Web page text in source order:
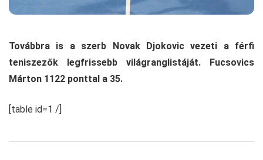
Továbbra is a szerb Novak Djokovic vezeti a férfi
teniszezők legfrissebb világranglistáját. Fucsovics
Márton 1122 ponttal a 35.
[table id=1 /]